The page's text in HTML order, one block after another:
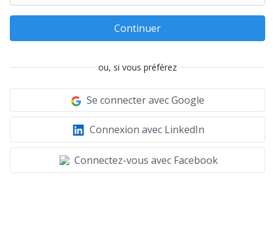
Continuer
ou, si vous préférez
Se connecter avec Google
Connexion avec LinkedIn
Connectez-vous avec Facebook